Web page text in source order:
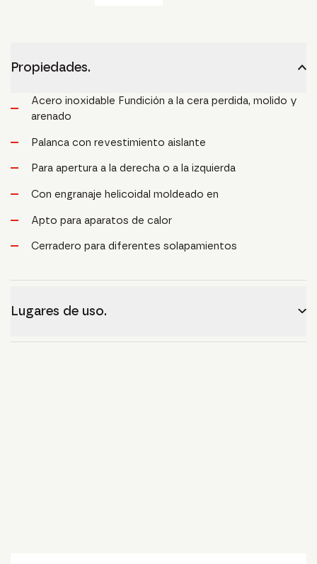
Propiedades.
Acero inoxidable Fundición a la cera perdida, molido y
arenado
Palanca con revestimiento aislante
Para apertura a la derecha o a la izquierda
Con engranaje helicoidal moldeado en
Apto para aparatos de calor
Cerradero para diferentes solapamientos
Lugares de uso.